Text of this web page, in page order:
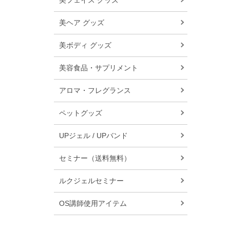
美ヘア グッズ
美ボディ グッズ
美容食品・サプリメント
アロマ・フレグランス
ペットグッズ
UPジェル / UPバンド
セミナー（送料無料）
ルクジェルセミナー
OS講師使用アイテム